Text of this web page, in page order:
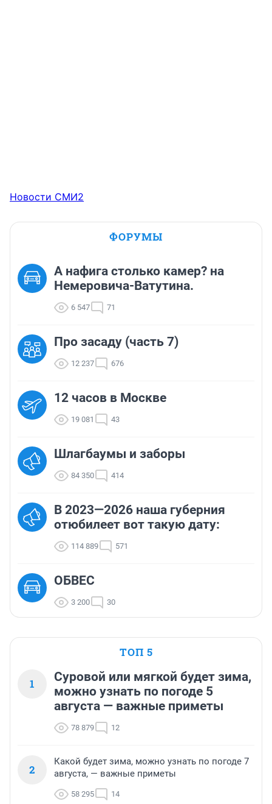
Новости СМИ2
ФОРУМЫ
А нафига столько камер? на
Немеровича-Ватутина.
6 547 71
Про засаду (часть 7)
12 237 676
12 часов в Москве
19 081 43
Шлагбаумы и заборы
84 350 414
В 2023—2026 наша губерния
отюбилеет вот такую дату:
114 889 571
ОБВЕС
3 200 30
ТОП 5
1
Суровой или мягкой будет зима,
можно узнать по погоде 5
августа — важные приметы
78 879 12
2
Какой будет зима, можно узнать по погоде 7
августа, — важные приметы
58 295 14